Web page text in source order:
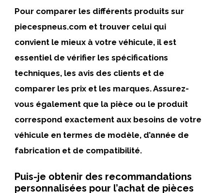
Pour comparer les différents produits sur
piecespneus.com et trouver celui qui
convient le mieux à votre véhicule, il est
essentiel de vérifier les spécifications
techniques, les avis des clients et de
comparer les prix et les marques. Assurez-
vous également que la pièce ou le produit
correspond exactement aux besoins de votre
véhicule en termes de modèle, d’année de
fabrication et de compatibilité.
Puis-je obtenir des recommandations
personnalisées pour l’achat de pièces